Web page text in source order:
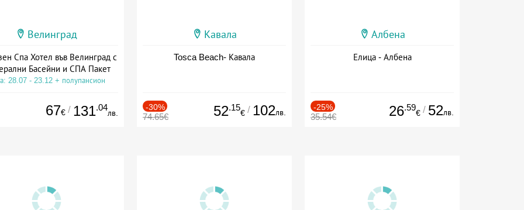
Велинград
Спа Хотел във Велинград с
Басейни и СПА Пакет
28.07 - 23.12 + полупансион
67€ / 131.04
лв.
Кавала
Tosca Beach- Кавала
-30%
74.65€ 52.15
€ / 102лв.
Албена
Елица - Албена
-25%
35.54€ 26.59
€ / 52лв.